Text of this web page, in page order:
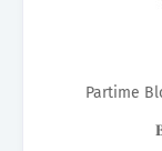
Partime